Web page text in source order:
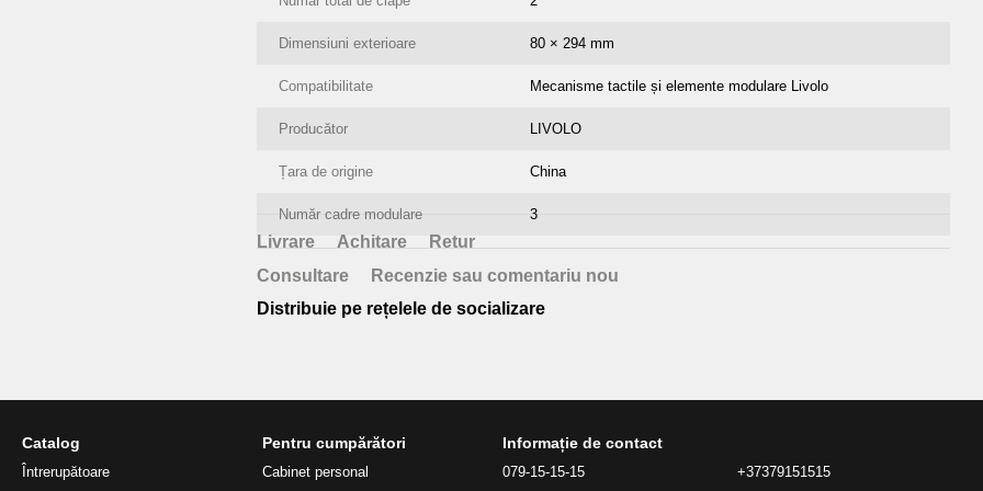
Dimensiuni exterioare 80 × 294 mm
Compatibilitate Mecanisme tactile și elemente modulare Livolo
Producător LIVOLO
Țara de origine China
Număr cadre modulare 3
Livrare Achitare
Retur
Consultare
Recenzie sau comentariu nou
Distribuie pe rețelele de socializare
Catalog
Întrerupătoare
Pentru cumpărători
Cabinet personal
Informație de contact
079-15-15-15 +37379151515